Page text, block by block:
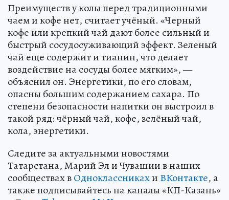
Преимуществ у колы перед традиционными
чаем и кофе нет, считает учёный. «Черный
кофе или крепкий чай дают более сильный и
быстрый сосудосуживающий эффект. Зеленый
чай еще содержит и тианин, что делает
воздействие на сосуды более мягким», —
объяснил он. Энергетики, по его словам,
опасны большим содержанием сахара. По
степени безопасности напитки он выстроил в
такой ряд: чёрный чай, кофе, зелёный чай,
кола, энергетики.
Следите за актуальными новостями
Татарстана, Марий Эл и Чувашии в наших
сообществах вОдноклассникахи ВКонтакте, а
также подписывайтесь на каналы «КП-Казань»